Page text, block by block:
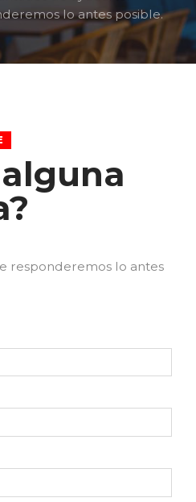
lo antes posible.
responderemos lo antes